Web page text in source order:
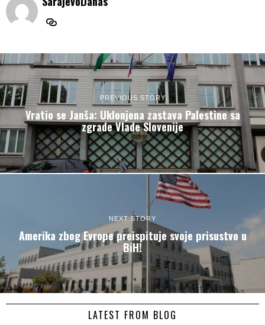
PREVIOUS STORY
Vratio se Janša: Uklonjena zastava Palestine sa
zgrade Vlade Slovenije
NEXT STORY
Amerika zbog Evrope preispituje svoje prisustvo u
BiH!
LATEST FROM BLOG